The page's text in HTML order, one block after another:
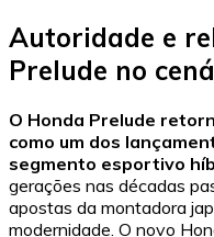
Autoridade e
Prelude no
O Honda Prelude
como um dos
segmento esportivo
gerações nas décadas
apostas da montadora
modernidade. O novo